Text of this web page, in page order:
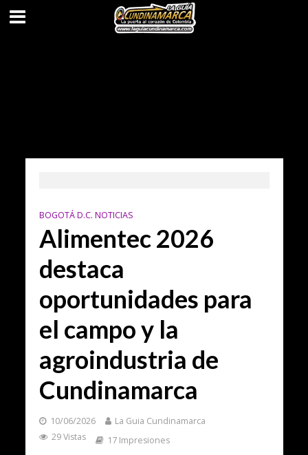
BOGOTÁ D.C. NOTICIAS
Alimentec 2026
destaca
oportunidades para
el campo y la
agroindustria de
Cundinamarca
10/06/2026
La Guia Cundinamarca
29 Vistas
17 Impresiones